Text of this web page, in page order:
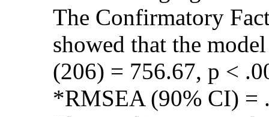
The Confirmatory
showed that the
(206) = 756.67, p <
*RMSEA (90% CI) =